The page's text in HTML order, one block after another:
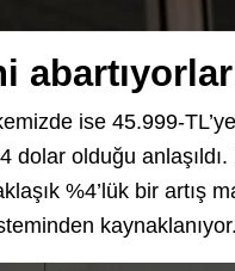
ise 45.999-
dolar olduğu
%4’lük bir artış
kaynaklanıyor.